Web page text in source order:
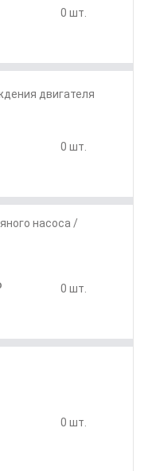
0 шт.
двигателя
0 шт.
насоса /
0 шт.
0 шт.